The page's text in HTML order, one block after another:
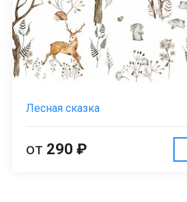
Лесная сказка
от 290 ₽